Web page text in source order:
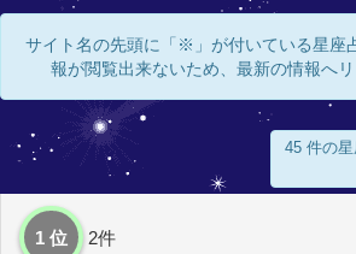
サイト名の先頭に「※」が付いている星座
報が閲覧出来ないため、最新の情報へリ
45 件の
1 位 2件